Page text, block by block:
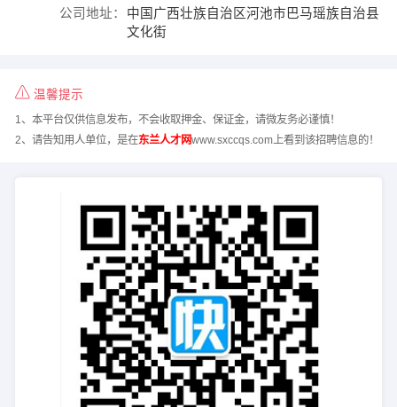
公司地址：
中国广西壮族自治区河池市巴马瑶族自治县
文化街
温馨提示
1、本平台仅供信息发布，不会收取押金、保证金，请微友务必谨慎！
2、请告知用人单位，是在东兰人才网www.sxccqs.com上看到该招聘信息的！